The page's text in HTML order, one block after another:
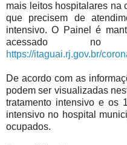
mais leitos hospitalares na
que precisem de
intensivo. O Painel é
acessado no
https://itaguai.rj.gov.br/
De acordo com as
podem ser visualizadas
tratamento intensivo e os
intensivo no hospital
ocupados.